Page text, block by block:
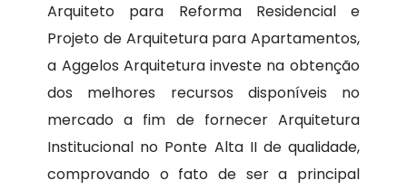
Arquiteto para Reforma Residencial e
Projeto de Arquitetura para Apartamentos,
a Aggelos Arquitetura investe na obtenção
dos melhores recursos disponíveis no
mercado a fim de fornecer Arquitetura
Institucional no Ponte Alta II de qualidade,
comprovando o fato de ser a principal